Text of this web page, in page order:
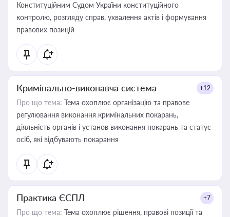
Конституційним Судом України конституційного
контролю, розгляду справ, ухвалення актів і формування
правових позицій
Кримінально-виконавча система +12
Про що тема: Тема охоплює організацію та правове
регулювання виконання кримінальних покарань,
діяльність органів і установ виконання покарань та статус
осіб, які відбувають покарання
Практика ЄСПЛ +7
Про що тема: Тема охоплює рішення, правові позиції та